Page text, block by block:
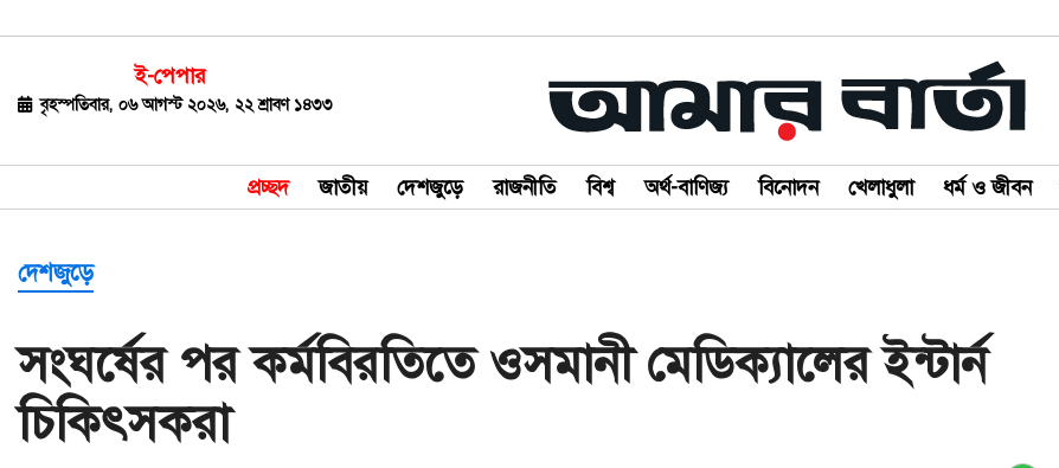
ই-পেপার
বৃহস্পতিবার, ০৬ আগস্ট ২০২৬, ২২ শ্রাবণ ১৪৩৩
প্রচ্ছদ জাতীয় দেশজুড়ে রাজনীতি বিশ্ব অর্থ-বাণিজ্য বিনোদন খেলাধুলা ধর্ম ও জীবন
জাতীয়
রাজনীতি
বিশ্ব
বাণিজ্য
বিনোদন
দেশজুড়ে
সংঘর্ষের পর কর্মবিরতিতে ওসমানী মেডিক্যালের ইন্টার্ন
চিকিৎসকরা